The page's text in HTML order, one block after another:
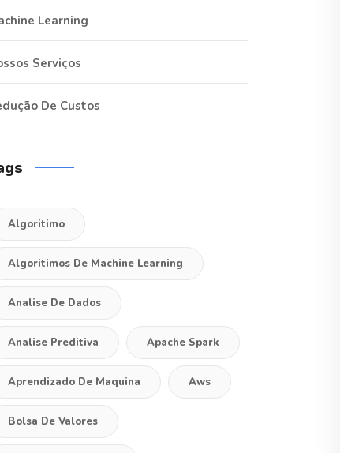
Learning
Serviços
De Custos
Algoritimo
Algoritimos De Machine Learning
Analise De Dados
Analise Preditiva Apache Spark
Aprendizado De Maquina Aws
Bolsa De Valores